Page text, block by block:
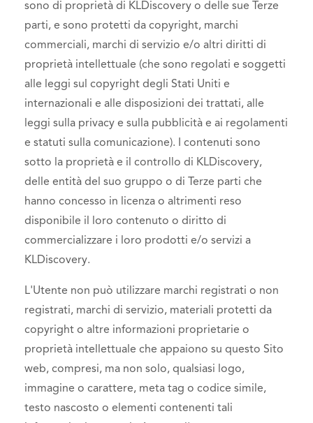
sono di proprietà di KLDiscovery o delle sue Terze
parti, e sono protetti da copyright, marchi
commerciali, marchi di servizio e/o altri diritti di
proprietà intellettuale (che sono regolati e soggetti
alle leggi sul copyright degli Stati Uniti e
internazionali e alle disposizioni dei trattati, alle
leggi sulla privacy e sulla pubblicità e ai regolamenti
e statuti sulla comunicazione). I contenuti sono
sotto la proprietà e il controllo di KLDiscovery,
delle entità del suo gruppo o di Terze parti che
hanno concesso in licenza o altrimenti reso
disponibile il loro contenuto o diritto di
commercializzare i loro prodotti e/o servizi a
KLDiscovery.
L'Utente non può utilizzare marchi registrati o non
registrati, marchi di servizio, materiali protetti da
copyright o altre informazioni proprietarie o
proprietà intellettuale che appaiono su questo Sito
web, compresi, ma non solo, qualsiasi logo,
immagine o carattere, meta tag o codice simile,
testo nascosto o elementi contenenti tali